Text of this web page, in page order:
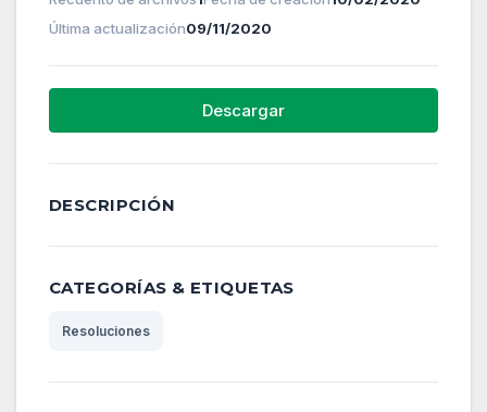
Última actualización09/11/2020
Descargar
DESCRIPCIÓN
CATEGORÍAS & ETIQUETAS
Resoluciones